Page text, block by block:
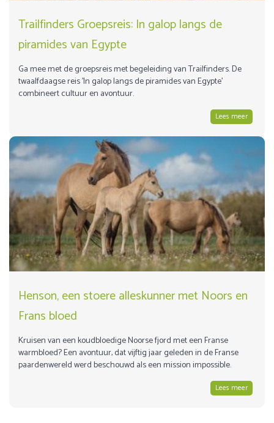
Trailfinders Groepsreis: In galop langs de
piramides van Egypte
Ga mee met de groepsreis met begeleiding van Trailfinders. De
twaalfdaagse reis 'In galop langs de piramides van Egypte'
combineert cultuur en avontuur.
Lees meer
Henson, een stoere alleskunner met Noors en
Frans bloed
Kruisen van een koudbloedige Noorse fjord met een Franse
warmbloed? Een avontuur, dat vijftig jaar geleden in de Franse
paardenwereld werd beschouwd als een mission impossible.
Lees meer